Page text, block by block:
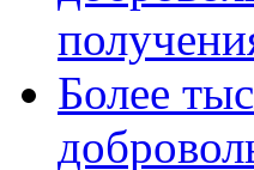
Более